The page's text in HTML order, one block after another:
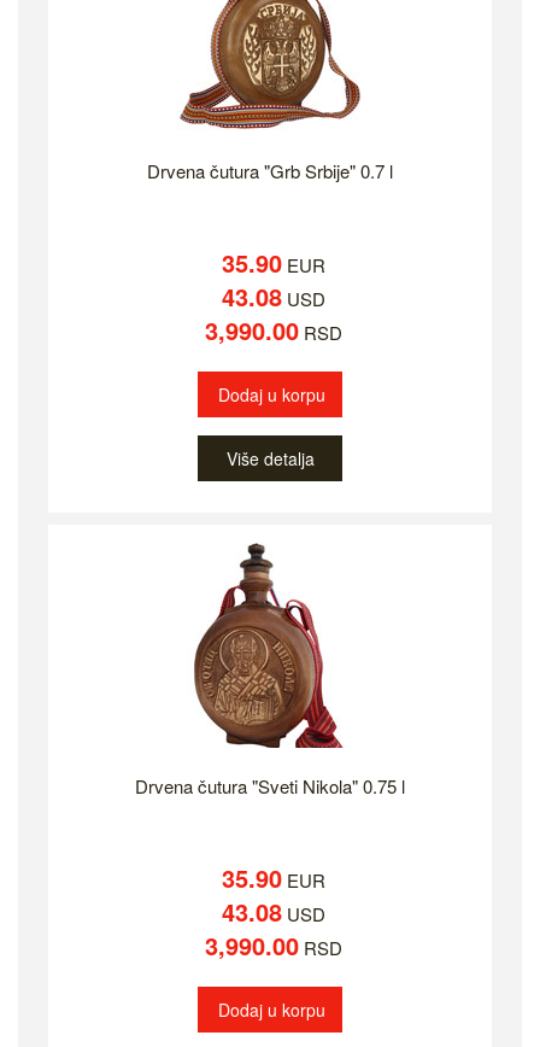
Drvena čutura "Grb Srbije" 0.7 l
35.90EUR
43.08USD
3,990.00RSD
Dodaj u korpu
Više detalja
Drvena čutura "Sveti Nikola" 0.75 l
35.90EUR
43.08USD
3,990.00RSD
Dodaj u korpu